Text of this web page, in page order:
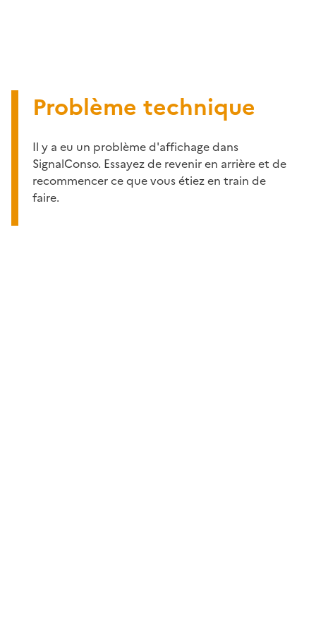
Problème technique
Il y a eu un problème d'affichage dans
SignalConso. Essayez de revenir en arrière et de
recommencer ce que vous étiez en train de
faire.